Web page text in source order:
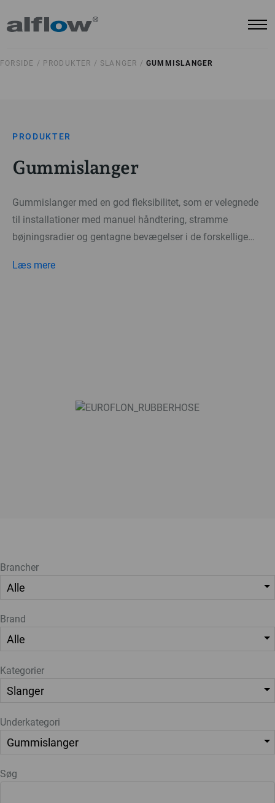
FORSIDE / PRODUKTER / SLANGER /GUMMISLANGER
PRODUKTER
Gummislanger
Gummislanger med en god fleksibilitet, som er velegnede
til installationer med manuel håndtering, stramme
bøjningsradier og gentagne bevægelser i de forskellige
Læs mere
Brancher
Brand
Kategorier
Underkategori
Søg